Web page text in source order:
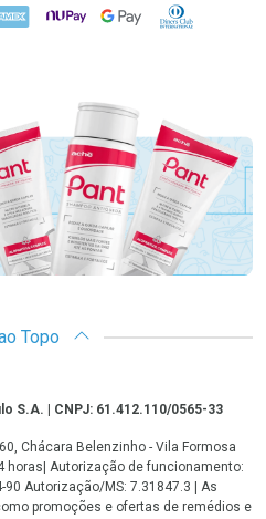
NuPay Google PayDiners Club
Topo
S.A. | CNPJ: 61.412.110/0565-33
Chácara Belenzinho - Vila Formosa
horas| Autorização de funcionamento:
Autorização/MS: 7.31847.3 | As
promoções e ofertas de remédios e